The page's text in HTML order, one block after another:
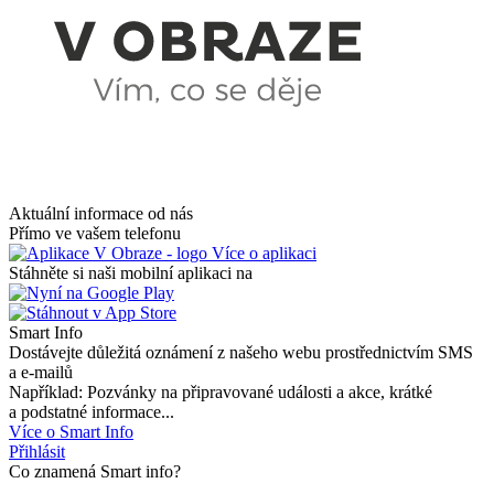
Aktuální informace od nás
Přímo ve vašem telefonu
Více o aplikaci
Stáhněte si naši mobilní aplikaci na
Smart Info
Dostávejte důležitá oznámení z našeho webu prostřednictvím SMS
a e-mailů
Například: Pozvánky na připravované události a akce, krátké
a podstatné informace...
Více o Smart Info
Přihlásit
Co znamená Smart info?